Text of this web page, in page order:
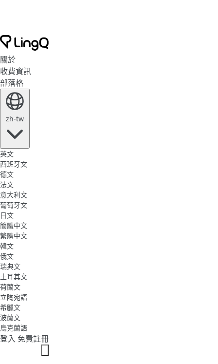
關於
收費資訊
部落格
zh-tw
英文
西班牙文
德文
法文
意大利文
葡萄牙文
日文
簡體中文
繁體中文
韓文
俄文
瑞典文
土耳其文
荷蘭文
立陶宛語
希臘文
波蘭文
烏克蘭語
登入 免費註冊